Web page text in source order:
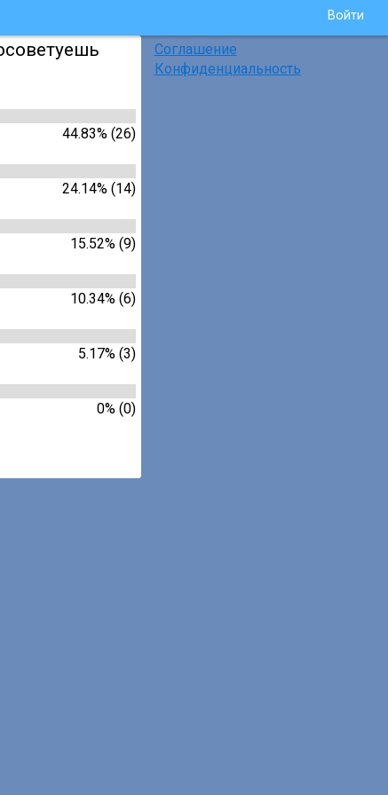
Войти
44.83% (26)
24.14% (14)
15.52% (9)
10.34% (6)
5.17% (3)
0% (0)
Соглашение
Конфиденциальность